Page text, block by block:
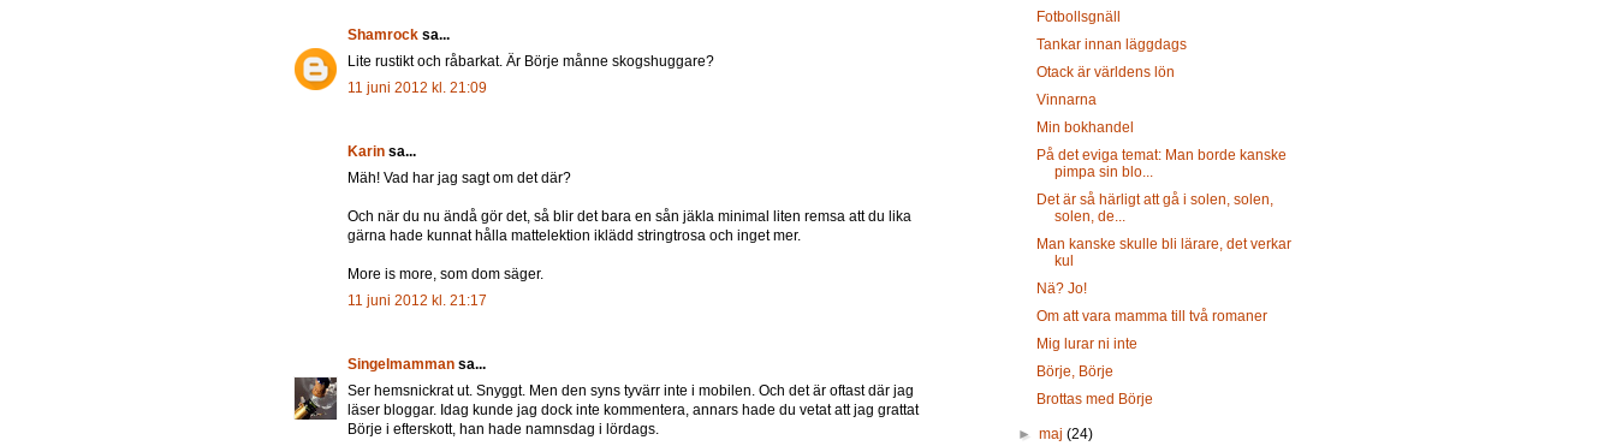
Shamrock sa...
Lite rustikt och råbarkat. Är Börje månne skogshuggare?
11 juni 2012 kl. 21:09
Karin sa...
Mäh! Vad har jag sagt om det där?
Och när du nu ändå gör det, så blir det bara en sån jäkla minimal liten remsa att du lika
gärna hade kunnat hålla mattelektion iklädd stringtrosa och inget mer.
More is more, som dom säger.
11 juni 2012 kl. 21:17
Singelmamman sa...
Ser hemsnickrat ut. Snyggt. Men den syns tyvärr inte i mobilen. Och det är oftast där jag
läser bloggar. Idag kunde jag dock inte kommentera, annars hade du vetat att jag grattat
Börje i efterskott, han hade namnsdag i lördags.
Fotbollsgnäll
Tankar innan läggdags
Otack är världens lön
Vinnarna
Min bokhandel
På det eviga temat: Man borde kanske
pimpa sin blo...
Det är så härligt att gå i solen, solen,
solen, de...
Man kanske skulle bli lärare, det verkar
kul
Nä? Jo!
Om att vara mamma till två romaner
Mig lurar ni inte
Börje, Börje
Brottas med Börje
►maj(24)